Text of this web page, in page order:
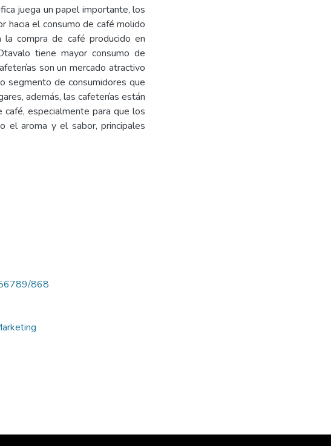
juega un papel importante, los
hacia el consumo de café molido
la compra de café producido en
tiene mayor consumo de
son un mercado atractivo
segmento de consumidores que
además, las cafeterías están
especialmente para que los
el aroma y el sabor, principales
868